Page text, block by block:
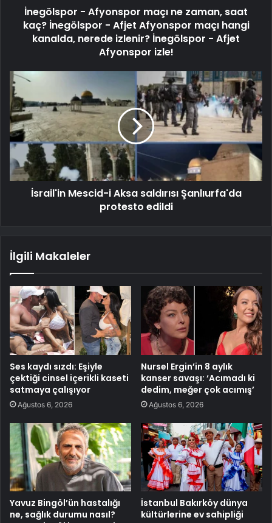
İnegölspor - Afyonspor maçı ne zaman, saat
kaç? İnegölspor - Afjet Afyonspor maçı hangi
kanalda, nerede izlenir? İnegölspor - Afjet
Afyonspor izle!
İsrail'in Mescid-i Aksa saldırısı Şanlıurfa'da
protesto edildi
İlgili Makaleler
Ses kaydı sızdı: Eşiyle
çektiği cinsel içerikli kaseti
satmaya çalışıyor
Ağustos 6, 2026
Nursel Ergin’in 8 aylık
kanser savaşı: ‘Acımadı ki
dedim, meğer çok acımış’
Ağustos 6, 2026
Yavuz Bingöl’ün hastalığı
ne, sağlık durumu nasıl?
İstanbul Bakırköy dünya
kültürlerine ev sahipliği